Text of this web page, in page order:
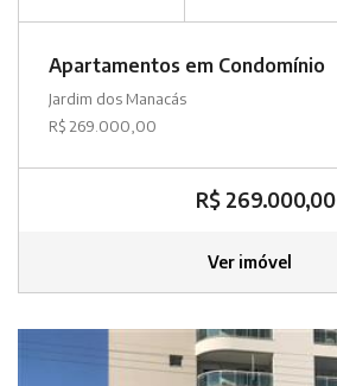
Apartamentos em Condomínio
Jardim dos Manacás
R$ 269.000,00
R$ 269.000,00
Ver imóvel